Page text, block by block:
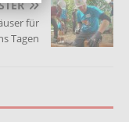
für
Tagen